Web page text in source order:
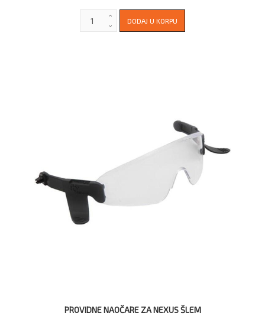
PROVIDNE NAOČARE ZA NEXUS ŠLEM